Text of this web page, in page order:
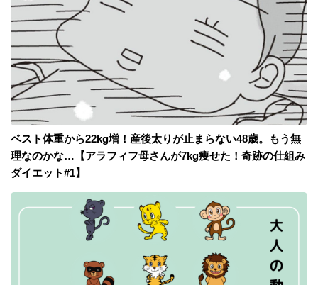
ベスト体重から22kg増！産後太りが止まらない48歳。もう無
理なのかな…【アラフィフ母さんが7kg痩せた！奇跡の仕組み
ダイエット#1】